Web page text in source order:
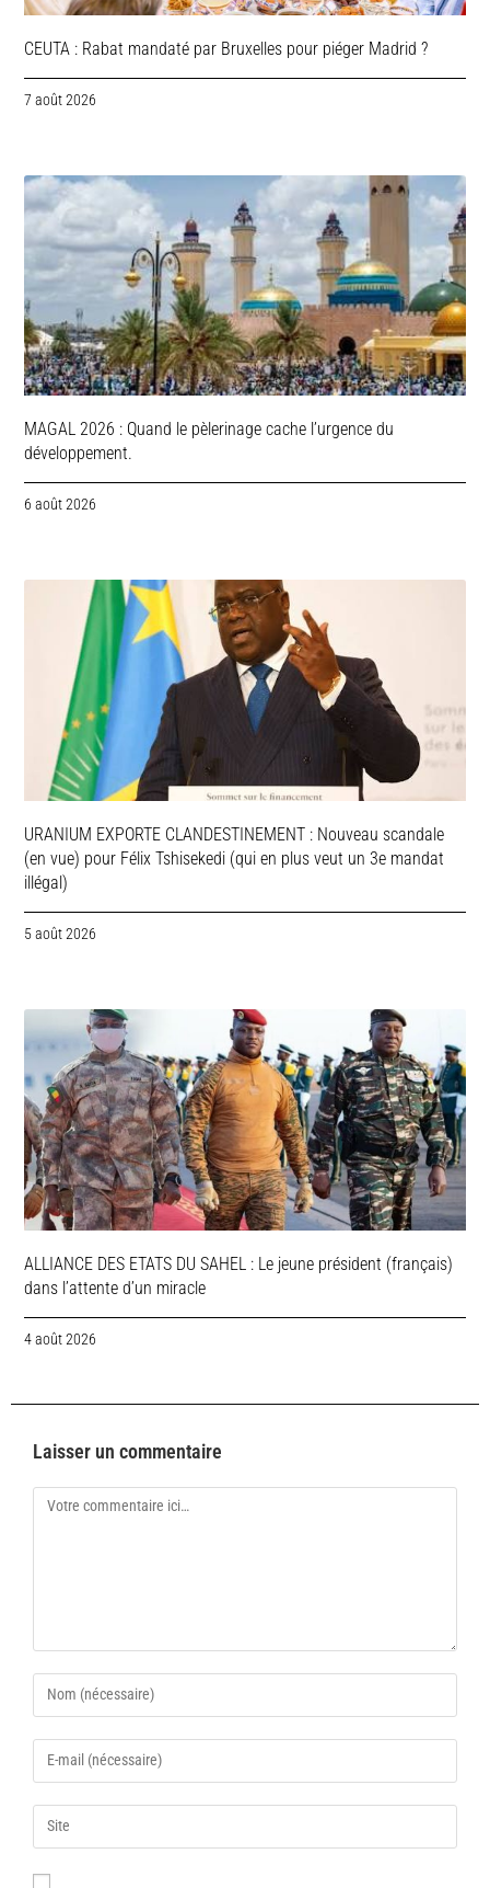
CEUTA : Rabat mandaté par Bruxelles pour piéger Madrid ?
7 août 2026
MAGAL 2026 : Quand le pèlerinage cache l’urgence du
développement.
6 août 2026
URANIUM EXPORTE CLANDESTINEMENT : Nouveau scandale
(en vue) pour Félix Tshisekedi (qui en plus veut un 3e mandat
illégal)
5 août 2026
ALLIANCE DES ETATS DU SAHEL : Le jeune président (français)
dans l’attente d’un miracle
4 août 2026
Laisser un commentaire